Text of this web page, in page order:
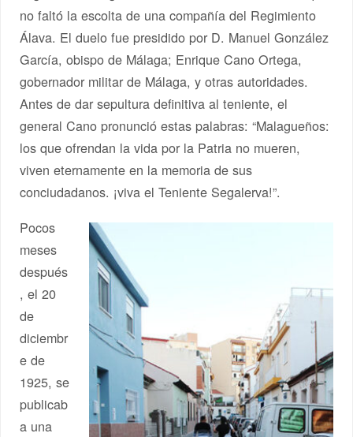
no faltó la escolta de una compañía del Regimiento
Álava. El duelo fue presidido por D. Manuel González
García, obispo de Málaga; Enrique Cano Ortega,
gobernador militar de Málaga, y otras autoridades.
Antes de dar sepultura definitiva al teniente, el
general Cano pronunció estas palabras: “Malagueños:
los que ofrendan la vida por la Patria no mueren,
viven eternamente en la memoria de sus
conciudadanos. ¡viva el Teniente Segalerva!”.
Pocos
meses
después
, el 20
de
diciembr
e de
1925, se
publicab
a una